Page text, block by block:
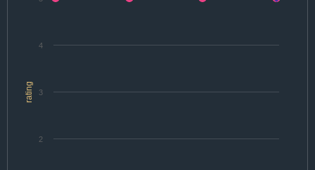
rating
2
3
4